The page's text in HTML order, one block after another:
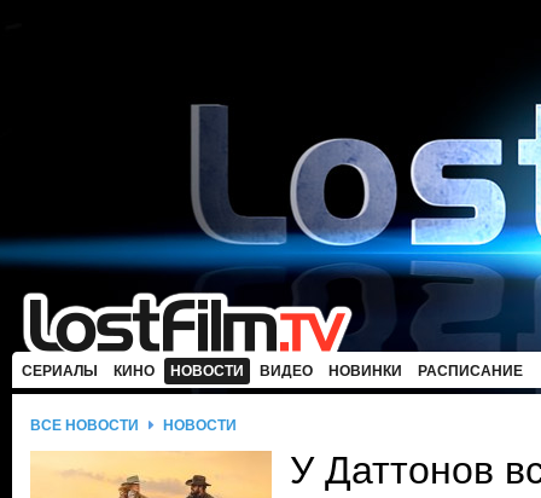
СЕРИАЛЫ КИНО НОВОСТИ ВИДЕО НОВИНКИ РАСПИСАНИЕ
ВСЕ НОВОСТИ НОВОСТИ
У Даттонов